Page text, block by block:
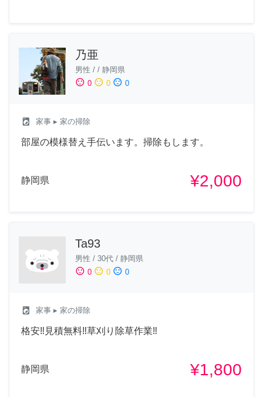
乃亜
男性 / / 静岡県
sentiment_satisfied 0 sentiment_neutral 0 sentiment_dissatisfied 0
local_laundry_service 家事 ▸ 家の掃除
部屋の模様替え手伝います。掃除もします。
静岡県 ¥2,000
Ta93
男性 / 30代 / 静岡県
sentiment_satisfied 0 sentiment_neutral 0 sentiment_dissatisfied 0
local_laundry_service 家事 ▸ 家の掃除
格安‼️見積無料‼️草刈り除草作業‼️
静岡県 ¥1,800